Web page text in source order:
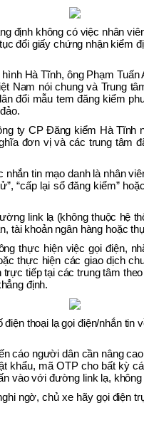
định không có việc nhân
đổi giấy chứng nhận kiểm
Hà Tĩnh, ông Phạm
Nam nói chung và Trung
đổi mẫu tem đăng kiểm
ty CP Đăng kiểm Hà
đơn vị và các trung tâm
tin mạo danh là nhân
“cấp lại sổ đăng kiểm”
link lạ (không thuộc hệ
tài khoản ngân hàng hoặc
thực hiện việc gọi điện,
thực hiện các giao dịch
tiếp tại các trung tâm
định.
thoại lạ gọi điện/nhắn tin
cáo người dân cần nâng
khẩu, mã OTP cho bất kỳ
vào với đường link lạ, không
ngờ, chủ xe hãy gọi điện